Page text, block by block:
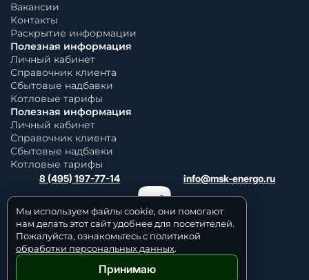
Мы используем файлы cookie, они помогают
нам делать этот сайт удобнее для посетителей.
Пожалуйста, ознакомьтесь с политикой
обработки персональных данных.
Принимаю
Вакансии
Контакты
Раскрытие информации
Полезная информация
Личный кабинет
Справочник клиента
Сбытовые надбавки
Котловые тарифы
Полезная информация
Личный кабинет
Справочник клиента
Сбытовые надбавки
Котловые тарифы
8 (495) 197-77-14 info@msk-energo.ru
Политика обработки персональных данных
© 2006 — 2026 Все права защищены.